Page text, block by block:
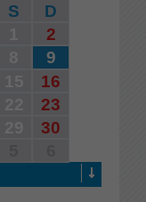
S
D
2
9
16
23
30